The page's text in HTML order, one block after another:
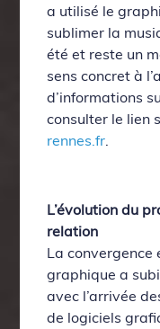
a utilisé le
sublimer la
été et reste un
sens concret à
d’informations
consulter le lien
rennes.fr.
L’évolution du
relation
La
graphique a
avec l’arrivée
de logiciels